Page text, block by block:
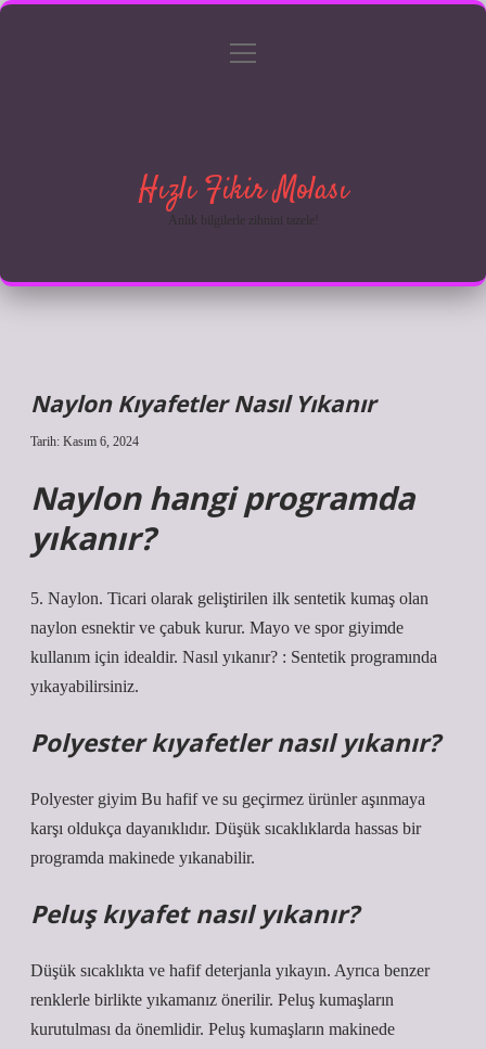
Gizlilik Politikası
menüyü
Hızlı Fikir Molası
Anlık bilgilerle zihnini tazele!
Naylon Kıyafetler Nasıl Yıkanır
Tarih: Kasım 6, 2024
Naylon hangi programda
yıkanır?
5. Naylon. Ticari olarak geliştirilen ilk sentetik kumaş olan
naylon esnektir ve çabuk kurur. Mayo ve spor giyimde
kullanım için idealdir. Nasıl yıkanır? : Sentetik programında
yıkayabilirsiniz.
Polyester kıyafetler nasıl yıkanır?
Polyester giyim Bu hafif ve su geçirmez ürünler aşınmaya
karşı oldukça dayanıklıdır. Düşük sıcaklıklarda hassas bir
programda makinede yıkanabilir.
Peluş kıyafet nasıl yıkanır?
Düşük sıcaklıkta ve hafif deterjanla yıkayın. Ayrıca benzer
renklerle birlikte yıkamanız önerilir. Peluş kumaşların
kurutulması da önemlidir. Peluş kumaşların makinede